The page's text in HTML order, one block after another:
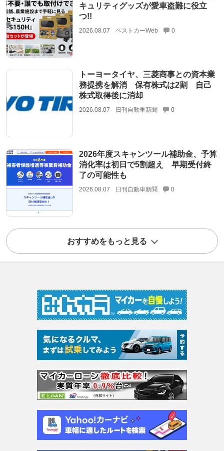
キュリティグッズが愛車盗難に役立
つ!!
2026.08.07 ベストカーWeb 0
トーヨータイヤ、三菱商事との資本業
務提携を解消 保有株式は2割 自己
株式取得後に消却
2026.08.07 日刊自動車新聞 0
2026年度スキャンツール補助金、予算
消化率は初日で5割超え 早期受付終
了の可能性も
2026.08.07 日刊自動車新聞 0
おすすめをもっと見る